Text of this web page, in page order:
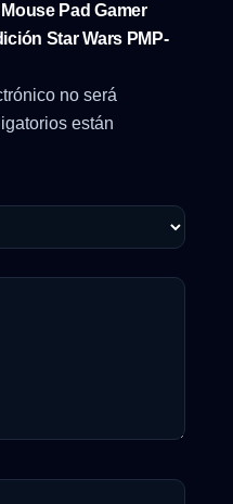
Pad Gamer
Star Wars PMP-
no será
están